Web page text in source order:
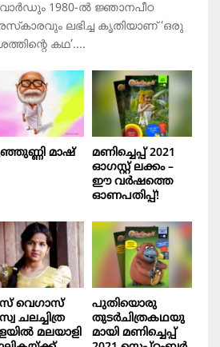
1980-ല്‍ ജ്ഞാനപീഠ
ലഭിച്ച കൃതിയാണ് ‘ഒരു
കഥ’....
മാഷ്‌
മണിച്ചെപ്പ് 2021
ഓഗസ്റ്റ് ലക്കം –
ഈ വർഷത്തെ
ഓണപതിപ്പ്!
വെഗാസ്
ചലച്ചിത്ര
മലയാളി
പുതിയൊരു
തുടർചിത്രകഥയു
മായി മണിച്ചെപ്പ്